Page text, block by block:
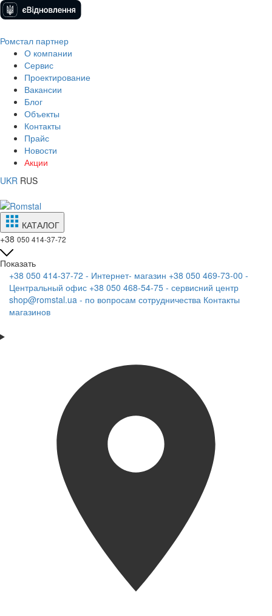
Ромстал партнер
О компании
Сервис
Проектирование
Вакансии
Блог
Объекты
Контакты
Прайс
Новости
Акции
UKR RUS
КАТАЛОГ
+38 050 414-37-72
Показать
+38 050 414-37-72 - Интернет- магазин +38 050 469-73-00 -
Центральный офис +38 050 468-54-75 - сервисний центр
shop@romstal.ua - по вопросам сотрудничества Контакты
магазинов